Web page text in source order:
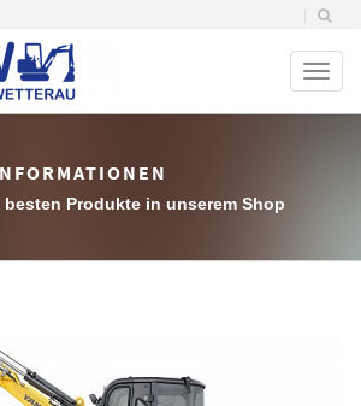
besten Produkte in unserem Shop